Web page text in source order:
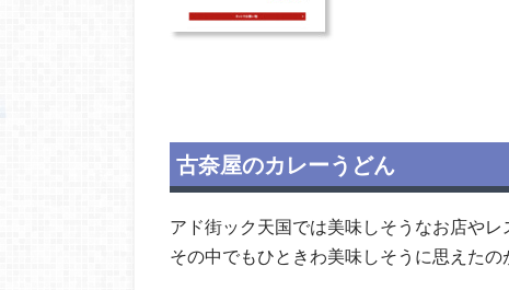
古奈屋のカレーうどん
アド街ック天国では美味しそうなお店や
その中でもひときわ美味しそうに思えたの